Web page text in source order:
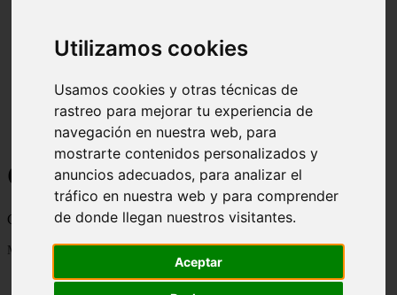
Utilizamos cookies
Usamos cookies y otras técnicas de
rastreo para mejorar tu experiencia de
navegación en nuestra web, para
mostrarte contenidos personalizados y
anuncios adecuados, para analizar el
tráfico en nuestra web y para comprender
de donde llegan nuestros visitantes.
Aceptar
Curiosidades y Sabias que
Cosas curiosas, curiosidades, noticias impactantes y mucho mas
Mostrando 1 - 24 de 2834 artículos